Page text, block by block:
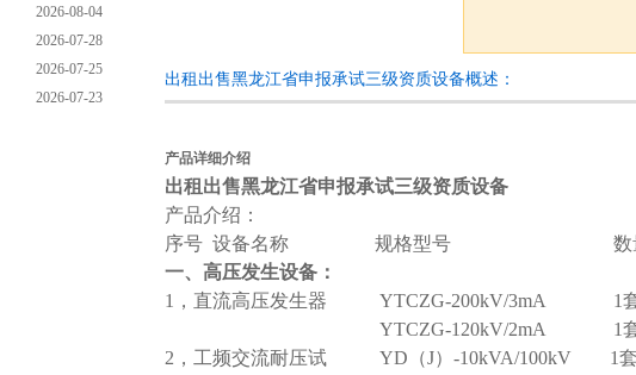
2026-08-04
2026-07-28
2026-07-25
2026-07-23
出租出售黑龙江省申报承试三级资质设备概述：
产品详细介绍
出租出售黑龙江省申报承试三级资质设备
产品介绍：
序号 设备名称 规格型号 数量
一、高压发生设备：
1，直流高压发生器 YTCZG-200kV/3mA 1
YTCZG-120kV/2mA 1套 变压
2，工频交流耐压试 YD（J）-10kVA/100kV 1